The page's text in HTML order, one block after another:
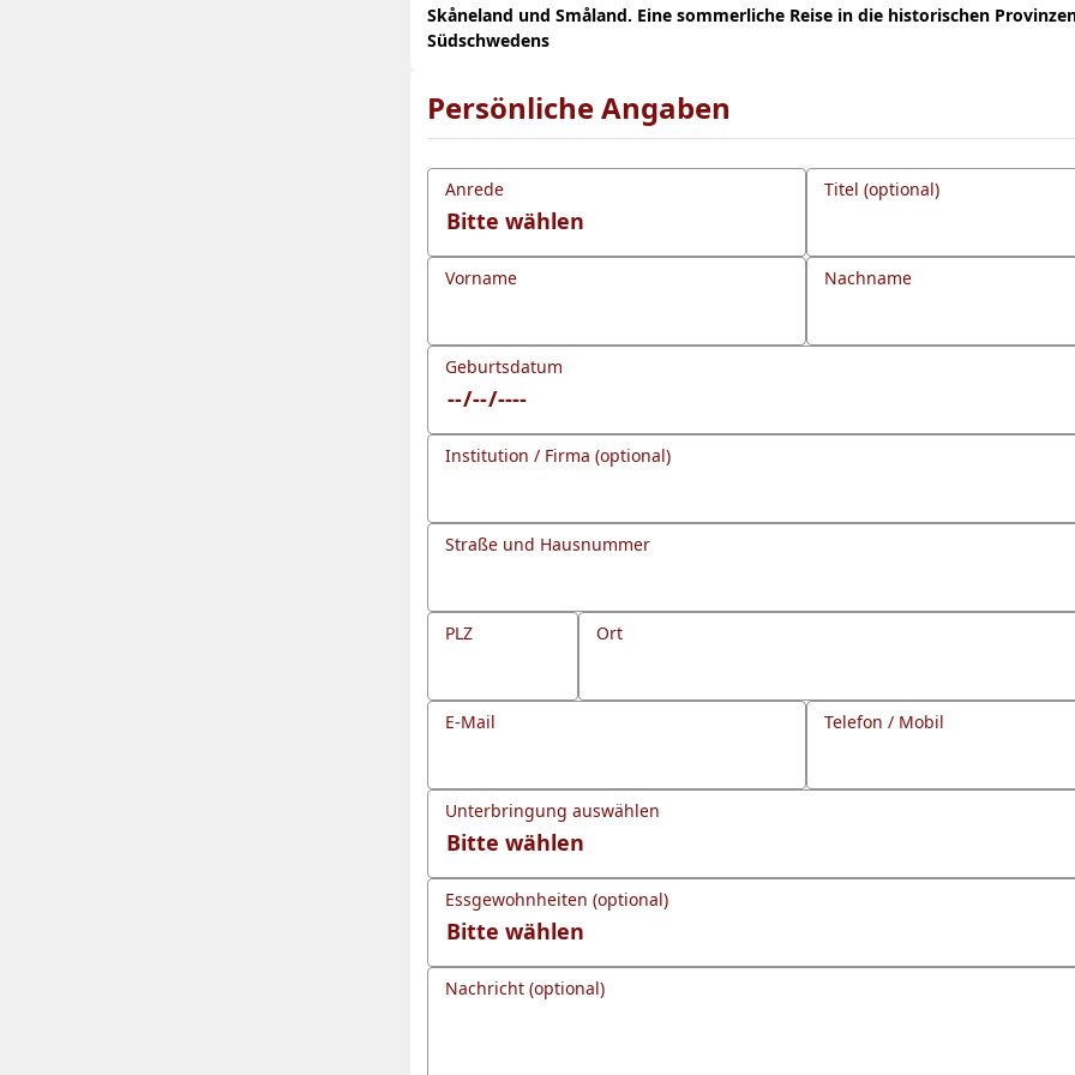
Skåneland und Småland. Eine sommerliche Reise in die historischen
Südschwedens
Persönliche Angaben
Anrede Titel (optional)
Vorname Nachname
Geburtsdatum
Institution / Firma (optional)
Straße und Hausnummer
PLZ Ort
E-Mail Telefon / Mobil
Unterbringung auswählen
Essgewohnheiten (optional)
Nachricht (optional)